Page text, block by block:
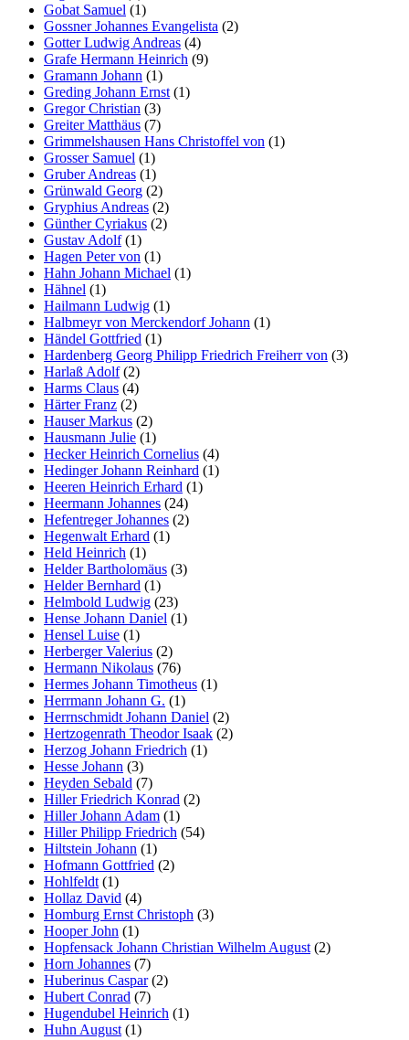
Gobat Samuel (1)
Gossner Johannes Evangelista (2)
Gotter Ludwig Andreas (4)
Grafe Hermann Heinrich (9)
Gramann Johann (1)
Greding Johann Ernst (1)
Gregor Christian (3)
Greiter Matthäus (7)
Grimmelshausen Hans Christoffel von (1)
Grosser Samuel (1)
Gruber Andreas (1)
Grünwald Georg (2)
Gryphius Andreas (2)
Günther Cyriakus (2)
Gustav Adolf(1)
Hagen Peter von (1)
Hahn Johann Michael (1)
Hähnel (1)
Hailmann Ludwig (1)
Halbmeyr von Merckendorf Johann (1)
Händel Gottfried (1)
Hardenberg Georg Philipp Friedrich Freiherr von (3)
Harlaß Adolf(2)
Harms Claus (4)
Härter Franz (2)
Hauser Markus (2)
Hausmann Julie (1)
Hecker Heinrich Cornelius (4)
Hedinger Johann Reinhard (1)
Heeren Heinrich Erhard (1)
Heermann Johannes (24)
Hefentreger Johannes (2)
Hegenwalt Erhard (1)
Held Heinrich (1)
Helder Bartholomäus (3)
Helder Bernhard (1)
Helmbold Ludwig (23)
Hense Johann Daniel (1)
Hensel Luise (1)
Herberger Valerius (2)
Hermann Nikolaus (76)
Hermes Johann Timotheus (1)
Herrmann Johann G. (1)
Herrnschmidt Johann Daniel (2)
Hertzogenrath Theodor Isaak (2)
Herzog Johann Friedrich (1)
Hesse Johann (3)
Heyden Sebald (7)
Hiller Friedrich Konrad (2)
Hiller Johann Adam (1)
Hiller Philipp Friedrich (54)
Hiltstein Johann (1)
Hofmann Gottfried (2)
Hohlfeldt (1)
Hollaz David (4)
Homburg Ernst Christoph (3)
Hooper John (1)
Hopfensack Johann Christian Wilhelm August (2)
Horn Johannes (7)
Huberinus Caspar(2)
Hubert Conrad (7)
Hugendubel Heinrich (1)
Huhn August (1)